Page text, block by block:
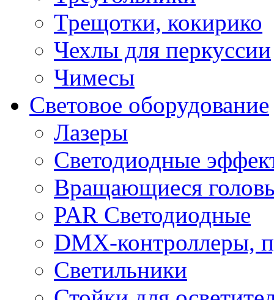
Трещотки, кокирико
Чехлы для перкуссии
Чимесы
Световое оборудование
Лазеры
Светодиодные
Вращающиеся
PAR Светодиодные
DMX-контроллеры,
Светильники